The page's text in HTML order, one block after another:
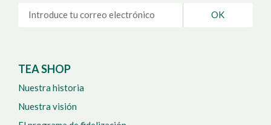
OK
TEA SHOP
Nuestra historia
Nuestra visión